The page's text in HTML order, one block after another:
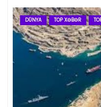
DÜNYA TOP XƏBƏR